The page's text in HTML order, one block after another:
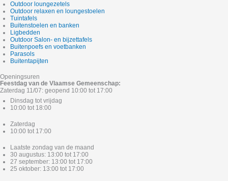
Outdoor loungezetels
Outdoor relaxen en loungestoelen
Tuintafels
Buitenstoelen en banken
Ligbedden
Outdoor Salon- en bijzettafels
Buitenpoefs en voetbanken
Parasols
Buitentapijten
Openingsuren
Feestdag van de Vlaamse Gemeenschap:
Zaterdag 11/07: geopend 10:00 tot 17:00
Dinsdag tot vrijdag
10:00 tot 18:00
Zaterdag
10:00 tot 17:00
Laatste zondag van de maand
30 augustus: 13:00 tot 17:00
27 september: 13:00 tot 17:00
25 oktober: 13:00 tot 17:00